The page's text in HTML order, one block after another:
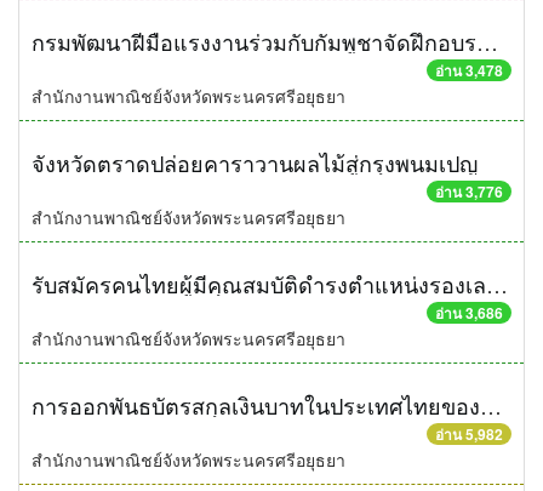
กรมพัฒนาฝีมือแรงงานร่วมกับกัมพูชาจัดฝึกอบรมพัฒนาทักษะฝีมือแรงงาน
อ่าน 3,478
สำนักงานพาณิชย์จังหวัดพระนครศรีอยุธยา
จังหวัดตราดปล่อยคาราวานผลไม้สู่กรุงพนมเปญ
อ่าน 3,776
สำนักงานพาณิชย์จังหวัดพระนครศรีอยุธยา
รับสมัครคนไทยผู้มีคุณสมบัติดำรงตำแหน่งรองเลขาธิการอาเซียน ด้านประชาคมสังคมและวัฒนธรรม
อ่าน 3,686
สำนักงานพาณิชย์จังหวัดพระนครศรีอยุธยา
การออกพันธบัตรสกุลเงินบาทในประเทศไทยของกระทรวงการคลัง สปป.ลาว ครั้งที่ 4
อ่าน 5,982
สำนักงานพาณิชย์จังหวัดพระนครศรีอยุธยา